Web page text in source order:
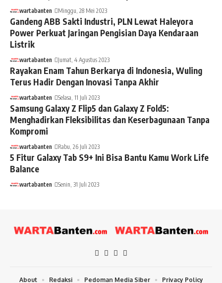
wartabanten Minggu, 28 Mei 2023
Gandeng ABB Sakti Industri, PLN Lewat Haleyora
Power Perkuat Jaringan Pengisian Daya Kendaraan
Listrik
wartabanten Jumat, 4 Agustus 2023
Rayakan Enam Tahun Berkarya di Indonesia, Wuling
Terus Hadir Dengan Inovasi Tanpa Akhir
wartabanten Selasa, 11 Juli 2023
Samsung Galaxy Z Flip5 dan Galaxy Z Fold5:
Menghadirkan Fleksibilitas dan Keserbagunaan Tanpa
Kompromi
wartabanten Rabu, 26 Juli 2023
5 Fitur Galaxy Tab S9+ Ini Bisa Bantu Kamu Work Life
Balance
wartabanten Senin, 31 Juli 2023
About Redaksi Pedoman Media Siber Privacy Policy